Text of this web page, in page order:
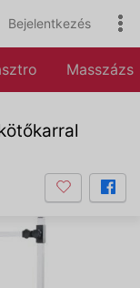
Bejelentkezés
Masszázs